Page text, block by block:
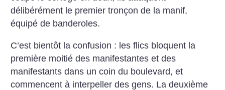
délibérément le premier tronçon de la manif,
équipé de banderoles.
C’est bientôt la confusion : les flics bloquent la
première moitié des manifestantes et des
manifestants dans un coin du boulevard, et
commencent à interpeller des gens. La deuxième